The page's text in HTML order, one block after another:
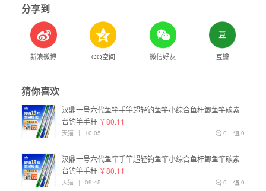
分享到
新浪微博 QQ空间 微信好友 豆瓣
猜你喜欢
汉鼎一号六代鱼竿手竿超轻钓鱼竿小综合鱼杆鲫鱼竿碳素
台钓竿手杆 ¥ 80.11
0
0
天猫 | 10:05
汉鼎一号六代鱼竿手竿超轻钓鱼竿小综合鱼杆鲫鱼竿碳素
台钓竿手杆 ¥ 80.11
0
0
天猫 | 09:45